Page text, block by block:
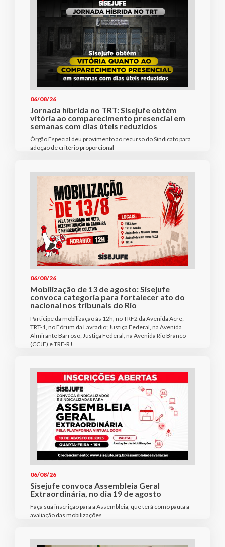
06/08/26
Jornada híbrida no TRT: Sisejufe obtém
vitória ao comparecimento presencial em
semanas com dias úteis reduzidos
Órgão Especial deu provimento ao recurso do Sindicato para
adoção de critério proporcional
06/08/26
Mobilização de 13 de agosto: Sisejufe
convoca categoria para fortalecer ato do
nacional nos tribunais do Rio
Participe da mobilização às 12h, no TRF2 da Avenida Acre;
TRT-1, no Fórum da Lavradio; Justiça Federal, na Avenida
Almirante Barroso; Justiça Federal, na Avenida Rio Branco
(CCJF) e TRE-RJ.
06/08/26
Sisejufe convoca Assembleia Geral
Extraordinária, no dia 19 de agosto
Faça sua inscrição para a Assembleia, que terá como pauta a
avaliação das mobilizações